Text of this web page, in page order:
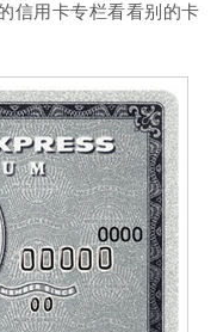
信用卡专栏看看别的卡